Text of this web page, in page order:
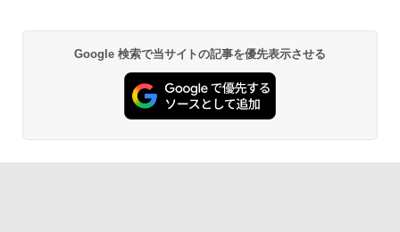
Google 検索で当サイトの記事を優先表示させる